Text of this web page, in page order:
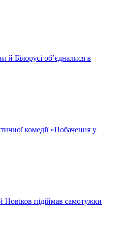
й Білорусі об’єдналися в
комедії «Побачення у
Новіков підіймав самотужки